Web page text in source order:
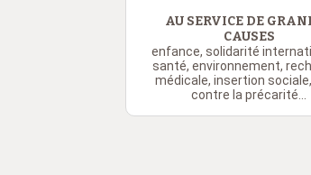
AU SERVICE DE
CAUSES
enfance, solidarité
santé, environnement,
médicale, insertion
contre la précarité...